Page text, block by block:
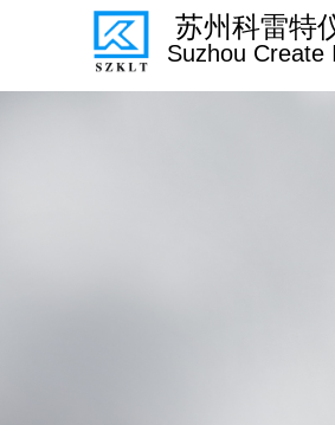
苏州科雷特
Suzhou Create
Control Render